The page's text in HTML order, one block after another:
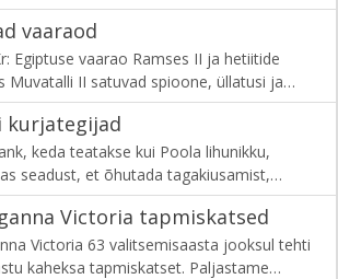
katalüsaator. See valmistas ette pinda
maiade maailma allakäigule.
vaaraod
Egiptuse vaarao Ramses II ja hetiitide
Muvatalli II satuvad spioone, üllatusi ja
õnne täis loos omavahel vastamisi
suurimas lahingus Kadešis.
kurjategijad
keda teatakse kui Poola lihunikku,
seadust, et õhutada tagakiusamist,
näljutamist ja genotsiidi - me tahame
selle kohta.
Victoria tapmiskatsed
Victoria 63 valitsemisaasta jooksul tehti
kaheksa tapmiskatset. Paljastame